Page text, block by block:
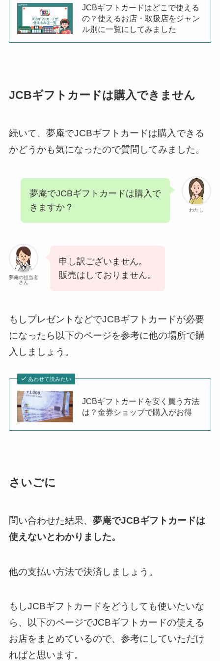
JCBギフトカードはどこで使える
の？使えるお店・取扱店をジャン
ル別に一覧にしてみました
JCBギフトカードは購入できません
続いて、夢庵でJCBギフトカードは購入できる
かどうかも気になったので質問してみました。
わたし
夢庵でJCBギフトカードは購入で
きますか？
夢庵の担当者
さん
申し訳ございません。
販売はしておりません。
もしプレゼントなどでJCBギフトカードが必要
になったら以下のページを参考に他の場所で購
入しましょう。
あわせて読みたい
JCBギフトカードを安く買う方法
は？金券ショップで購入がお得
さいごに
問い合わせた結果、 夢庵でJCBギフトカードは
使えないとわかりました。
他の支払い方法で決済しましょう。
もしJCBギフトカードをどうしても使いたいな
ら、以下のページでJCBギフトカードの使える
お店をまとめているので、参考にしていただけ
ればと思います。